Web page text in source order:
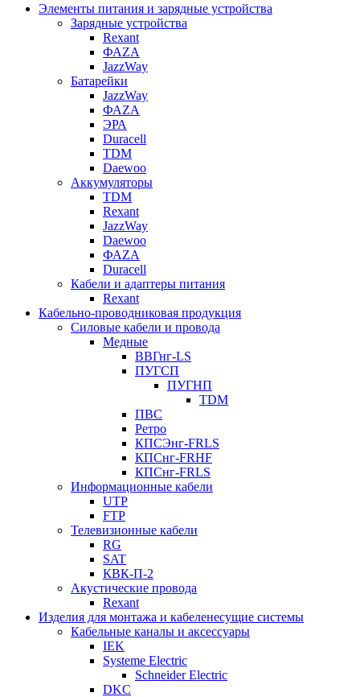
Элементы питания и зарядные устройства
Зарядные устройства
Rexant
ФАZА
JazzWay
Батарейки
JazzWay
ФАZА
ЭРА
Duracell
TDM
Daewoo
Аккумуляторы
TDM
Rexant
JazzWay
Daewoo
ФАZА
Duracell
Кабели и адаптеры питания
Rexant
Кабельно-проводниковая продукция
Силовые кабели и провода
Медные
ВВГнг-LS
ПУГСП
ПУГНП
TDM
ПВС
Ретро
КПСЭнг-FRLS
КПСнг-FRHF
КПСнг-FRLS
Информационные кабели
UTP
FTP
Телевизионные кабели
RG
SAT
КВК-П-2
Акустические провода
Rexant
Изделия для монтажа и кабеленесущие системы
Кабельные каналы и аксессуары
IEK
Systeme Electric
Schneider Electric
DKC